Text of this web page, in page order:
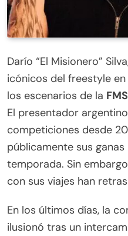
Darío “El Misionero”
icónicos del freestyle
los escenarios de la
El presentador
competiciones desde
públicamente sus
temporada. Sin
con sus viajes han
En los últimos días, la
ilusionó tras un